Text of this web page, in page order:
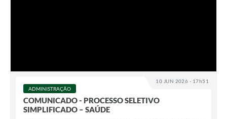
10 JUN 2026 - 17h51
ADMINISTRAÇÃO
COMUNICADO - PROCESSO SELETIVO
SIMPLIFICADO – SAÚDE